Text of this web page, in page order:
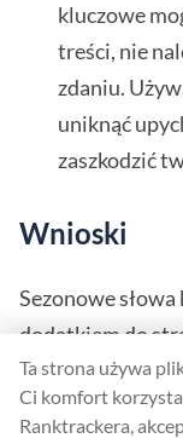
kluczowe
treści, nie
zdaniu.
uniknąć
zaszkodzić
Wnioski
Sezonowe
dodatkiem do
przyciągnąć
określonych
Ta strona używa
Ci komfort
Ranktrackera,